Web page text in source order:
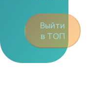
Выйти
в ТОП